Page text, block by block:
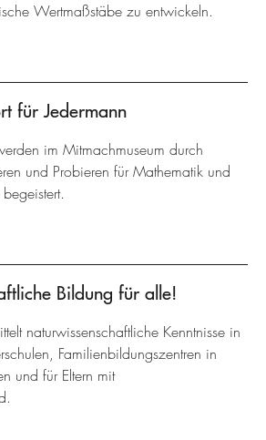
Wertmaßstäbe zu entwickeln.
für Jedermann
im Mitmachmuseum durch
und Probieren für Mathematik und
Bildung für alle!
naturwissenschaftliche Kenntnisse in
Familienbildungszentren in
und für Eltern mit